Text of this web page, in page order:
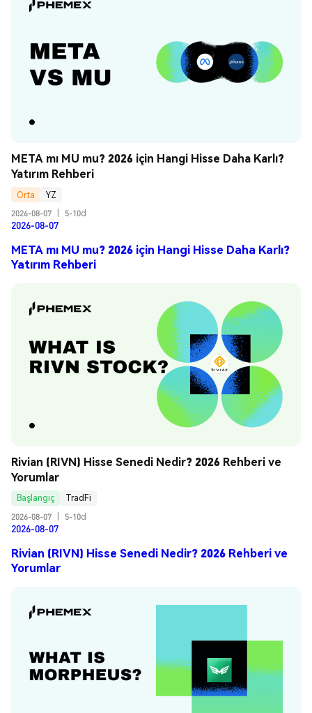
META mı MU mu? 2026 için Hangi Hisse Daha Karlı?
Yatırım Rehberi
Orta
YZ
2026-08-07
5-10d
2026-08-07
META mı MU mu? 2026 için Hangi Hisse Daha Karlı?
Yatırım Rehberi
Rivian (RIVN) Hisse Senedi Nedir? 2026 Rehberi ve
Yorumlar
Başlangıç
TradFi
2026-08-07
5-10d
2026-08-07
Rivian (RIVN) Hisse Senedi Nedir? 2026 Rehberi ve
Yorumlar